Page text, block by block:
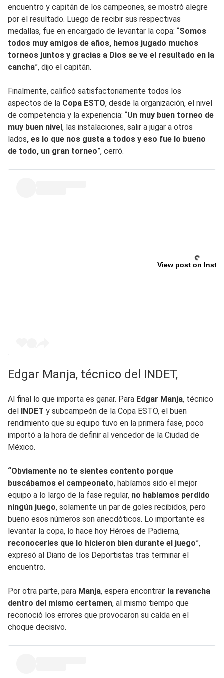
encuentro y capitán de los campeones, se mostró alegre
por el resultado. Luego de recibir sus respectivas
medallas, fue en encargado de levantar la copa: “Somos
todos muy amigos de años, hemos jugado muchos
torneos juntos y gracias a Dios se ve el resultado en la
cancha”, dijo el capitán.
Finalmente, calificó satisfactoriamente todos los
aspectos de la Copa ESTO, desde la organización, el nivel
de competencia y la experiencia: “Un muy buen torneo de
muy buen nivel, las instalaciones, salir a jugar a otros
lados, es lo que nos gusta a todos y eso fue lo bueno
de todo, un gran torneo”, cerró.
View post on
Edgar Manja, técnico del INDET,
Al final lo que importa es ganar. Para Edgar Manja, técnico
del INDET y subcampeón de la Copa ESTO, el buen
rendimiento que su equipo tuvo en la primera fase, poco
importó a la hora de definir al vencedor de la Ciudad de
México.
“Obviamente no te sientes contento porque
buscábamos el campeonato, habíamos sido el mejor
equipo a lo largo de la fase regular, no habíamos perdido
ningún juego, solamente un par de goles recibidos, pero
bueno esos números son anecdóticos. Lo importante es
levantar la copa, lo hace hoy Héroes de Padierna,
reconocerles que lo hicieron bien durante el juego”,
expresó al Diario de los Deportistas tras terminar el
encuentro.
Por otra parte, para Manja, espera encontrar la revancha
dentro del mismo certamen, al mismo tiempo que
reconoció los errores que provocaron su caída en el
choque decisivo.